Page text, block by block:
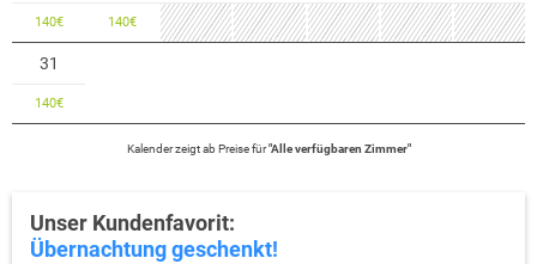
140€ 140€
31
140€
Kalender zeigtab Preise für"Alle verfügbaren Zimmer"
Unser Kundenfavorit:
Übernachtung geschenkt!